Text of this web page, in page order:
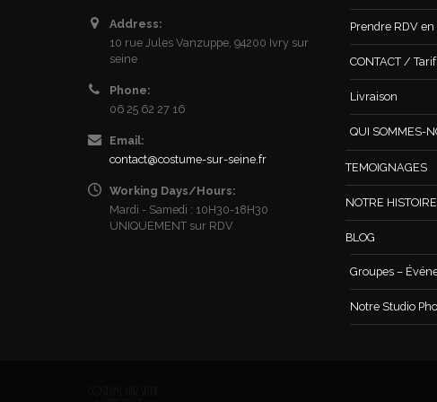
Address:
10 rue Jules Vanzuppe, 94200 Ivry sur
seine
Phone:
06 25 62 27 16
Email:
contact@costume-sur-seine.fr
Working Days/Hours:
Mardi - Samedi : 10H30-18H30
UNIQUEMENT sur RDV
Prendre RDV
CONTACT /
Livraison
QUI SOMMES-
TEMOIGNAGES
NOTRE HISTOIRE
BLOG
Groupes –
Notre Studio